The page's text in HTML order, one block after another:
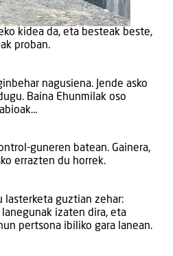
kidea da, eta besteak beste,
proban.
nagusiena. Jende asko
Baina Ehunmilak oso
guneren batean. Gainera,
errazten du horrek.
guztian zehar:
izaten dira, eta
pertsona ibiliko gara lanean.